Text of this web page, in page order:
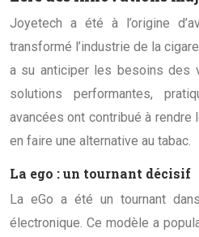
Joyetech a été à l’origine
transformé l’industrie de la
a su anticiper les besoins des
solutions performantes,
avancées ont contribué à
en faire une alternative au tabac.
La ego : un tournant décisif
La eGo a été un tournant
électronique. Ce modèle a